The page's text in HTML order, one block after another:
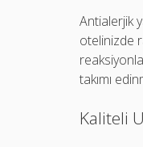
Antialerjik
otelinizde
takımı
Kaliteli